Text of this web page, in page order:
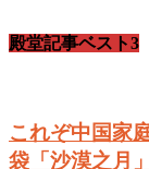
殿堂記事ベスト3
これぞ中国家
袋「沙漠之月